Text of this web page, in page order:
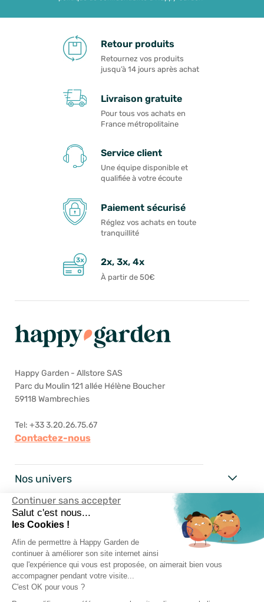
Continuer sans accepter
Salut c'est nous...
les Cookies !
Afin de permettre à Happy Garden de
continuer à améliorer son site internet ainsi
que l'expérience qui vous est proposée, on aimerait bien vous
accompagner pendant votre visite...
C'est OK pour vous ?
Retour produits
Retournez vos produits
jusqu’à 14 jours après achat
Livraison gratuite
Pour tous vos achats en
France métropolitaine
Service client
Une équipe disponible et
qualifiée à votre écoute
Paiement sécurisé
Réglez vos achats en toute
tranquillité
2x, 3x, 4x
À partir de 50€
Happy Garden - Allstore SAS
Parc du Moulin 121 allée Hélène Boucher
59118 Wambrechies
Tel: +33 3.20.26.75.67
Contactez-nous
Nos univers
Happy Garden
Nos services
Suivez-nous